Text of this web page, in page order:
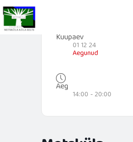
Skip
to
content
Kuupäev
01 12 24
Aegunud
Aeg
14:00 - 20:00